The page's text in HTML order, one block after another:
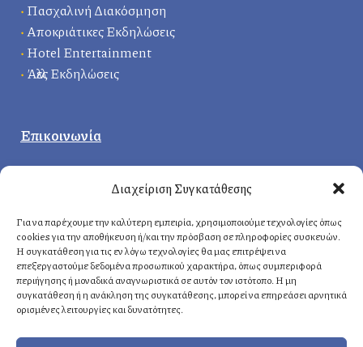
Διαχείριση Συγκατάθεσης
Για να παρέχουμε την καλύτερη εμπειρία, χρησιμοποιούμε τεχνολογίες όπως
cookies για την αποθήκευση ή/και την πρόσβαση σε πληροφορίες συσκευών.
Η συγκατάθεση για τις εν λόγω τεχνολογίες θα μας επιτρέψει να
επεξεργαστούμε δεδομένα προσωπικού χαρακτήρα, όπως συμπεριφορά
περιήγησης ή μοναδικά αναγνωριστικά σε αυτόν τον ιστότοπο. Η μη
συγκατάθεση ή η ανάκληση της συγκατάθεσης, μπορεί να επηρεάσει αρνητικά
ορισμένες λειτουργίες και δυνατότητες.
• Πασχαλινή Διακόσμηση
•Αποκριάτικες Εκδηλώσεις
• Hotel Entertainment
• Άλλες Εκδηλώσεις
Επικοινωνία
Δερβενακίων 1, 14121 Ηράκλειο
Αττική, Ελλάδα
Αθήνα: +30 210 8814876
Κρήτη: +30 2810 258703